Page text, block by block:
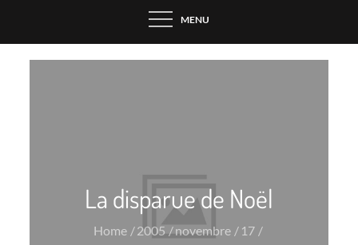
MENU
La disparue de Noël
Home 2005 novembre
17